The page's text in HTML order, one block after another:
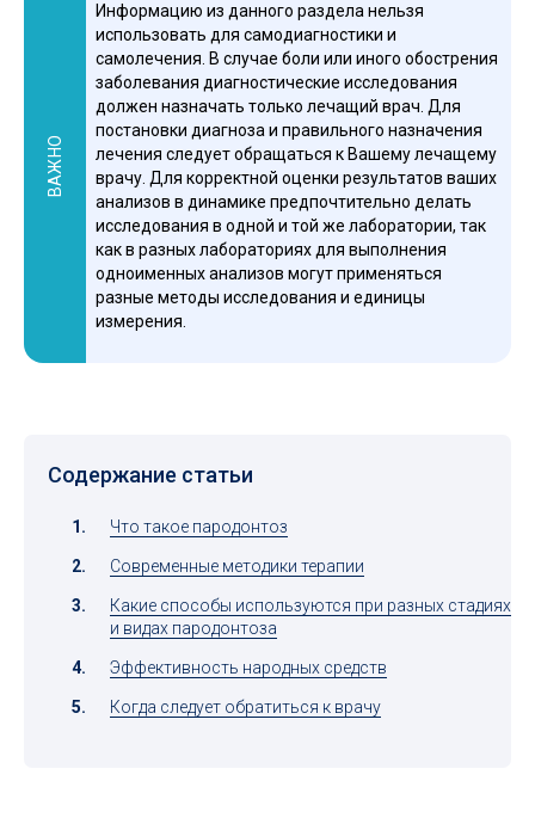
ВАЖНО
Информацию из данного раздела нельзя
использовать для самодиагностики и
самолечения. В случае боли или иного обострения
заболевания диагностические исследования
должен назначать только лечащий врач. Для
постановки диагноза и правильного назначения
лечения следует обращаться к Вашему лечащему
врачу. Для корректной оценки результатов ваших
анализов в динамике предпочтительно делать
исследования в одной и той же лаборатории, так
как в разных лабораториях для выполнения
одноименных анализов могут применяться
разные методы исследования и единицы
измерения.
Содержание статьи
Что такое пародонтоз
Современные методики терапии
Какие способы используются при разных стадиях
и видах пародонтоза
Эффективность народных средств
Когда следует обратиться к врачу